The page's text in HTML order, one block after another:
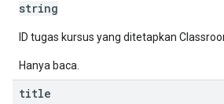
string
ID tugas kursus yang ditetapkan
Hanya baca.
title